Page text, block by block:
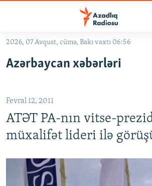
Əsas
qayıt
qayıt
Axtarışa
ARAŞDIRMA
MULTIMEDIA
2026, 07 Avqust, cümə, Bakı vaxtı 06:56
Azərbaycan xəbərləri
Fevral 12, 2011
ATƏT PA-nın vitse-
müxalifət lideri ilə